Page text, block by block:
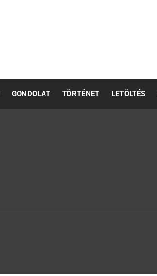
GONDOLAT TÖRTÉNET LETÖLTÉS